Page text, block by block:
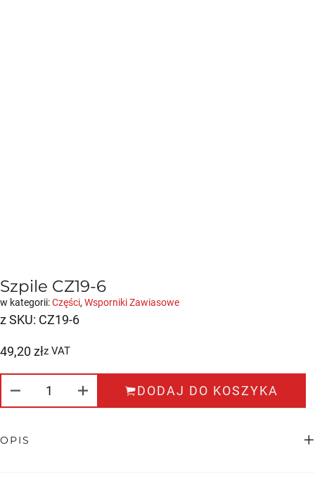
Szpile CZ19-6
w kategorii:Części, Wsporniki Zawiasowe
z SKU: CZ19-6
49,20 złz VAT
DODAJ DO KOSZYKA
OPIS